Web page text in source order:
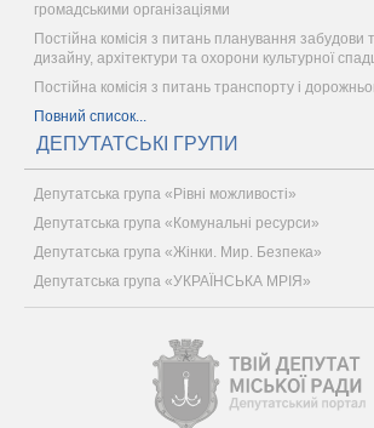
громадськими організаціями
Постійна комісія з питань планування забудови
дизайну, архітектури та охорони культурної
Постійна комісія з питань транспорту і
Повний список...
ДЕПУТАТСЬКІ ГРУПИ
Депутатська група «Рівні можливості»
Депутатська група «Комунальні ресурси»
Депутатська група «Жінки. Мир. Безпека»
Депутатська група «УКРАЇНСЬКА МРІЯ»